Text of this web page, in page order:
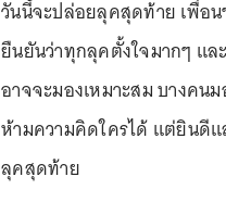
วันนี้จะปล่อยลุคสุดท้าย เพื่อน
ยืนยันว่าทุกลุคตั้งใจมากๆ แล
อาจจะมองเหมาะสม บางคน
ห้ามความคิดใครได้ แต่ยินดี
ลุคสุดท้าย